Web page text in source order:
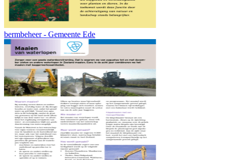
bermbeheer - Gemeente Ede